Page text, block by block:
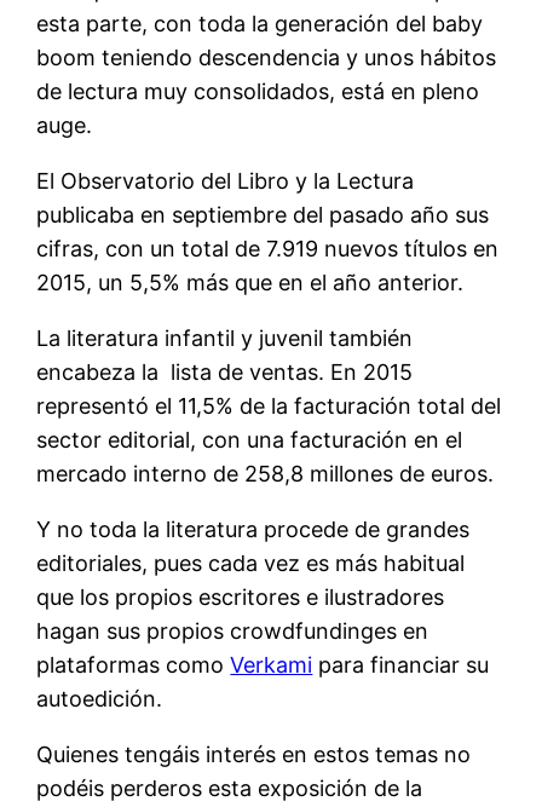
esta parte, con toda la generación del baby
boom teniendo descendencia y unos hábitos
de lectura muy consolidados, está en pleno
auge.
El Observatorio del Libro y la Lectura
publicaba en septiembre del pasado año sus
cifras, con un total de 7.919 nuevos títulos en
2015, un 5,5% más que en el año anterior.
La literatura infantil y juvenil también
encabeza la lista de ventas. En 2015
representó el 11,5% de la facturación total del
sector editorial, con una facturación en el
mercado interno de 258,8 millones de euros.
Y no toda la literatura procede de grandes
editoriales, pues cada vez es más habitual
que los propios escritores e ilustradores
hagan sus propios crowdfundinges en
plataformas comoVerkami para financiar su
autoedición.
Quienes tengáis interés en estos temas no
podéis perderos esta exposición de la